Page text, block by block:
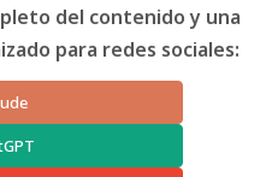
del contenido y una
para redes sociales: